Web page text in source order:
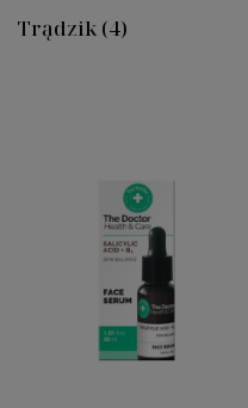
Trądzik (4)